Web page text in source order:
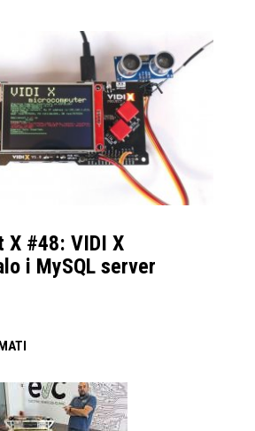
odvojivim mikrofonom i
hrpom značajki koje
moderni gameri traže i
očekuju od headseta za
igranje.
X #48: VIDI X
i MySQL server